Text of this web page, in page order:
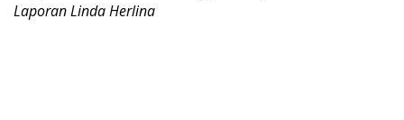
Laporan Linda Herlina